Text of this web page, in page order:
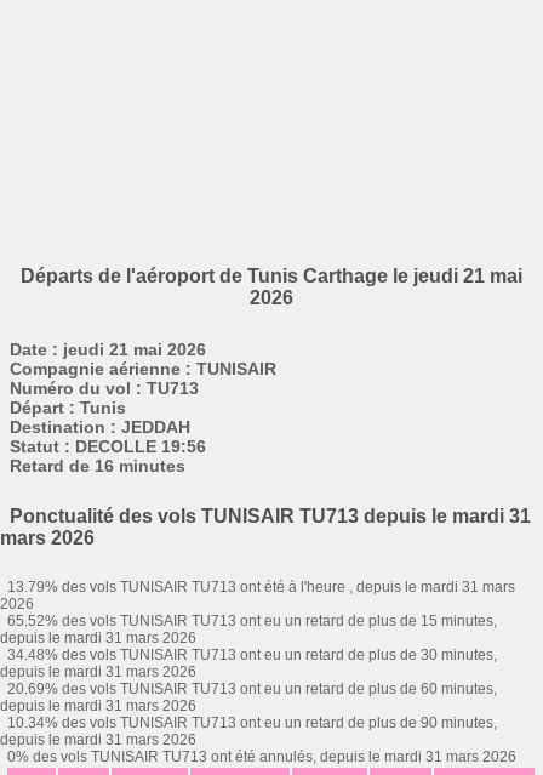
Départs de l'aéroport de Tunis Carthage le jeudi 21 mai
2026
Date : jeudi 21 mai 2026
Compagnie aérienne : TUNISAIR
Numéro du vol : TU713
Départ : Tunis
Destination : JEDDAH
Statut : DECOLLE 19:56
Retard de 16 minutes
Ponctualité des vols TUNISAIR TU713 depuis le mardi 31
mars 2026
13.79% des vols TUNISAIR TU713 ont été à l'heure , depuis le mardi 31 mars
2026
65.52% des vols TUNISAIR TU713 ont eu un retard de plus de 15 minutes,
depuis le mardi 31 mars 2026
34.48% des vols TUNISAIR TU713 ont eu un retard de plus de 30 minutes,
depuis le mardi 31 mars 2026
20.69% des vols TUNISAIR TU713 ont eu un retard de plus de 60 minutes,
depuis le mardi 31 mars 2026
10.34% des vols TUNISAIR TU713 ont eu un retard de plus de 90 minutes,
depuis le mardi 31 mars 2026
0% des vols TUNISAIR TU713 ont été annulés, depuis le mardi 31 mars 2026